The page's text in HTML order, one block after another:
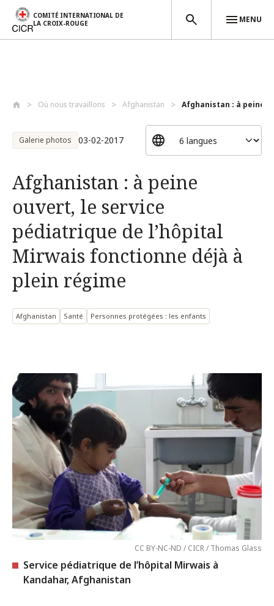
COMITÉ INTERNATIONAL DE
LA CROIX-ROUGE
MENU
Où nous travaillons Afghanistan Afghanistan : à peine
Galerie photos 03-02-2017
Afghanistan : à peine
ouvert, le service
pédiatrique de l’hôpital
Mirwais fonctionne déjà à
plein régime
Afghanistan Santé Personnes protégées : les enfants
CC BY-NC-ND / CICR / Thomas Glass
Service pédiatrique de l’hôpital Mirwais à
Kandahar, Afghanistan